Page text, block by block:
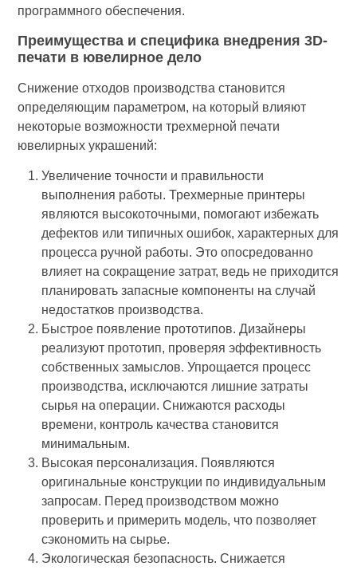
программного обеспечения.
Преимущества и специфика внедрения 3D-
печати в ювелирное дело
Снижение отходов производства становится
определяющим параметром, на который влияют
некоторые возможности трехмерной печати
ювелирных украшений:
Увеличение точности и правильности
выполнения работы. Трехмерные принтеры
являются высокоточными, помогают избежать
дефектов или типичных ошибок, характерных для
процесса ручной работы. Это опосредованно
влияет на сокращение затрат, ведь не приходится
планировать запасные компоненты на случай
недостатков производства.
Быстрое появление прототипов. Дизайнеры
реализуют прототип, проверяя эффективность
собственных замыслов. Упрощается процесс
производства, исключаются лишние затраты
сырья на операции. Снижаются расходы
времени, контроль качества становится
минимальным.
Высокая персонализация. Появляются
оригинальные конструкции по индивидуальным
запросам. Перед производством можно
проверить и примерить модель, что позволяет
сэкономить на сырье.
Экологическая безопасность. Снижается